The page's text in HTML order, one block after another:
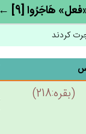
کردند
(بقره:218)